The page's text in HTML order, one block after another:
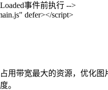
事件前执行 -->
defer></script>
用带宽最大的资源，优化图
。